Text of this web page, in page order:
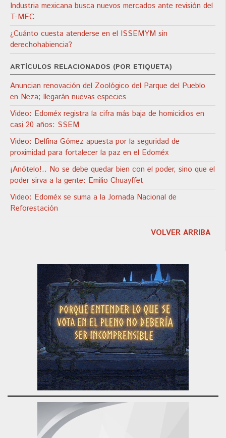
Industria mexicana busca nuevos mercados ante revisión del
T-MEC
¿Cuánto cuesta atenderse en el ISSEMYM sin
derechohabiencia?
ARTÍCULOS RELACIONADOS (POR ETIQUETA)
Anuncian renovación del Zoológico del Parque del Pueblo
en Neza; llegarán nuevas especies
Video: Edoméx registra la cifra más baja de homicidios en
casi 20 años: SSEM
Video: Delfina Gómez apuesta por la seguridad de
proximidad para fortalecer la paz en el Edoméx
¡Anótelo!.. No se debe quedar bien con el poder, sino que el
poder sirva a la gente: Emilio Chuayffet
Video: Edoméx se suma a la Jornada Nacional de
Reforestación
VOLVER ARRIBA